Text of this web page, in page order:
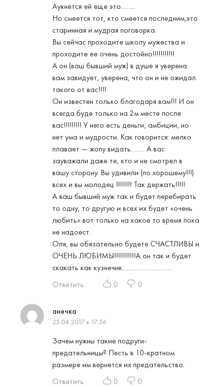
Аукнется ей еще это……..
Но смеется тот, кто смеется последним,это
старинная и мудрая поговорка.
Вы сейчас проходите школу мужества и
проходите ее очень достойно!!!!!!!!!!!
А он (ваш бывший муж) в душе я уверена
вам завидует, уверена, что он и не ожидал
такого от вас!!!!
Он известен только благодаря вам!!! И он
всегда буде только на 2м месте после
вас!!!!!!!!! У него есть деньги, амбиции, но
нет ума и мудрости. Как говорится: мелко
плавает — жопу видать…….. А вас
зауважали даже те, кто и не смотрел в
вашу сторону. Вы удивили (по хорошему!!!)
всех и вы молодец !!!!!!!! Так держать!!!!!
А ваш бывший муж так и будет перебирать
то одну, то другую и всех их будет «очень
любить» вот только на какое то время пока
не надоест.
Оля, вы обязательно будете СЧАСТЛИВЫ и
ОЧЕНЬ ЛЮБИМЫ!!!!!!!!!!!А он так и будет
скакать как кузнечик……………………….
Ответить
0 0
анечка
25.04.2017 в 17:56
Зачем нужны такие подруги-
предательницы? Песть в 10-кратном
размере им вернется их предательство.
Ответить
0 0